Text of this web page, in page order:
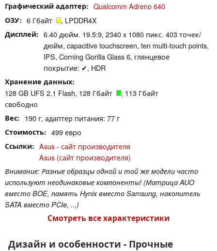
Графический адаптер Qualcomm Adreno 640
ОЗУ 6 Гбайт , LPDDR4X
Дисплей
6.40 дюйм. 19.5:9, 2340 x 1080 пикс. 403 точек/
дюйм, capacitive touchscreen, ten multi-touch points,
IPS, Corning Gorilla Glass 6, глянцевое
покрытие: ✔, HDR
Хранение данных
128 GB UFS 2.1 Flash, 128 Гбайт
, 113 Гбайт
свободно
Вес 190 г, адаптер питания: 77 г
Стоимость 499 евро
Ссылки
Asus - сайт производителя
Asus (сайт производителя)
Внимание: Разные образцы одной и той же модели часто
используют неодинаковые компоненты! (Матрица AUO
вместо BOE, память Hynix вместо Samsung, накопитель
SATA вместо PCIe, ...)
Смотреть все характеристики
Дизайн и особенности - Прочные